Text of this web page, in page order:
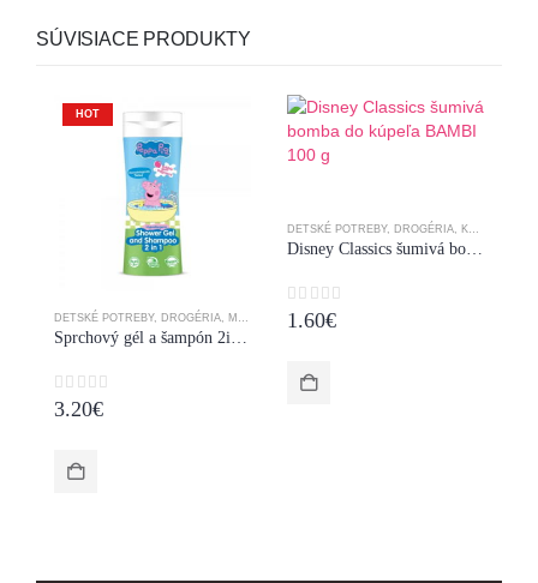
SÚVISIACE PRODUKTY
HOT
DETSKÉ POTREBY, DROGÉRIA MYDLÁ ŠAMPÓNY,SPRCHOVÉ GÉLY
0 z 5
3.20€
DETSKÉ POTREBY, DROGÉRIA KÚPANIE
0 z 5
1.60€